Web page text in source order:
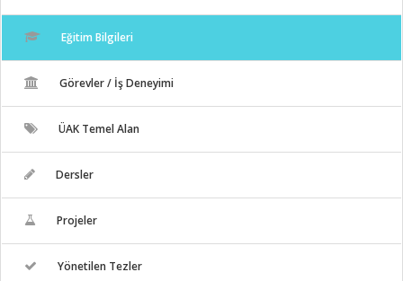
Eğitim Bilgileri
Görevler / İş Deneyimi
ÜAK Temel Alan
Dersler
Projeler
Yönetilen Tezler